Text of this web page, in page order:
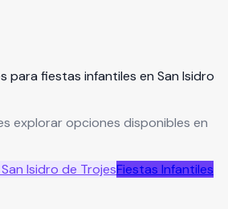
para fiestas infantiles en San Isidro
explorar opciones disponibles en
San Isidro de TrojesFiestas Infantiles